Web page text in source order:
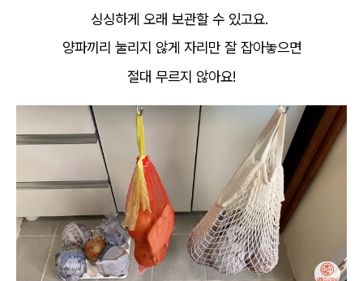
싱싱하게 오래 보관할 수 있고요.
양파끼리 눌리지 않게 자리만 잘 잡아놓으면
절대 무르지 않아요!